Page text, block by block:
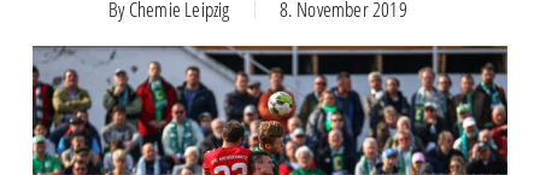
ByChemie Leipzig 8. November 2019